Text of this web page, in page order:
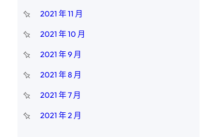
2021 年 11 月
2021 年 10 月
2021 年 9 月
2021 年 8 月
2021 年 7 月
2021 年 2 月